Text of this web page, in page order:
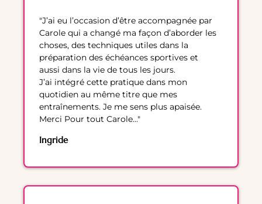
"J’ai eu l’occasion d’être accompagnée par
Carole qui a changé ma façon d’aborder les
choses, des techniques utiles dans la
préparation des échéances sportives et
aussi dans la vie de tous les jours.
J’ai intégré cette pratique dans mon
quotidien au même titre que mes
entraînements. Je me sens plus apaisée.
Merci Pour tout Carole..."
Ingride